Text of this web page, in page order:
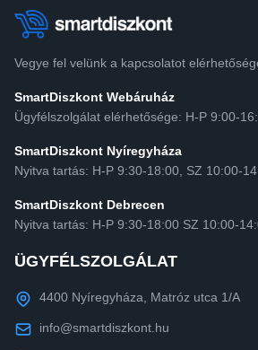
Vegye fel velünk a kapcsolatot
SmartDiszkont Webáruház
Ügyfélszolgálat elérhetősége: H-P 9:00-
SmartDiszkont Nyíregyháza
Nyitva tartás: H-P 9:30-18:00, SZ 10:00-
SmartDiszkont Debrecen
Nyitva tartás: H-P 9:30-18:00 SZ 10:00-
ÜGYFÉLSZOLGÁLAT
4400 Nyíregyháza, Matróz utca 1/A
info@smartdiszkont.hu